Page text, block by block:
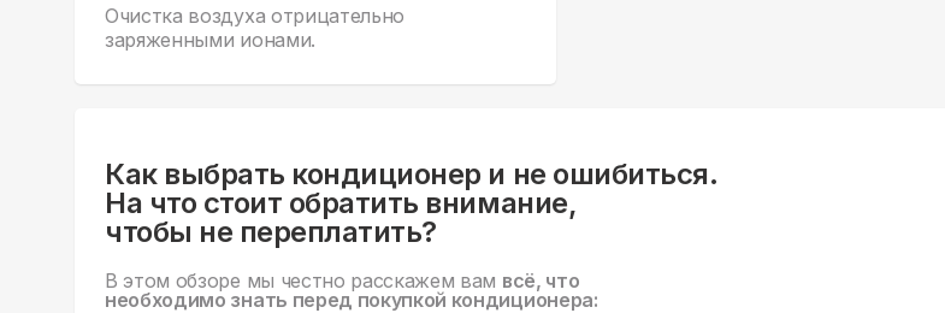
Очистка воздуха отрицательно
заряженными ионами.
Как выбрать кондиционер и не ошибиться.
На что стоит обратить внимание,
чтобы не переплатить?
В этом обзоре мы честно расскажем вам всё, что
необходимо знать перед покупкой кондиционера: